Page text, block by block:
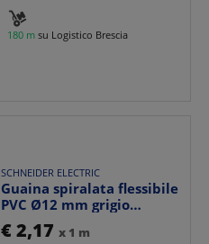
180 m su Logistico Brescia
SCHNEIDER ELECTRIC
Guaina spiralata flessibile
PVC Ø12 mm grigio
RAL7035, protezione...
€ 2,17 x 1 m